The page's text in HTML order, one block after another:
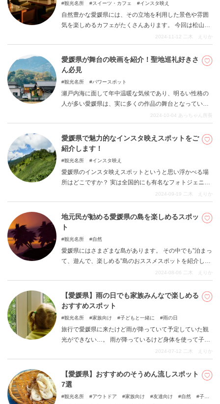
観光名所 スイーツ・カフェ インスタ映え
自然豊かな愛媛県には、その立地を利用した景色や雰囲
気を楽しめるカフェがたくさんあります。 今回は松山市
を中心に東予、中予、南予地域のおすすめカフェを紹介
します。 この記事を参考にぜひカフェ巡りを楽しんでく
ださい。
2024-11-12 二木 えりか
愛媛県が舞台の映画を紹介！聖地巡礼好きさ
ん必見
観光名所 パワースポット
瀬戸内海に面して年中温暖な気候であり、明るい性格の
人が多い愛媛県は、実に多くの作品の舞台となっていま
す。四国の中でも訪れる人が多い愛媛県。ここでは愛媛
県を舞台とする作品を紹介いたします。
2024-10-04 あっちゃん所長
愛媛県で魅力的なインスタ映えスポットをご
紹介します！
観光名所 インスタ映え
愛媛県のインスタ映えスポットというと思い浮かべる場
所はどこですか？ 実は全国的にも有名なフォトジェニッ
クな写真が撮影できるスポットが愛媛県にはたくさんあ
ります。 今回はその中でも選りすぐりの13カ所をご紹介
します。
2024-09-19 二木 えりか
地元民が勧める愛媛県の島を楽しめるスポッ
ト
観光名所 自然
愛媛県にはさまざまな島があります。 その中でも”泊まっ
て、遊んで、楽しめる”島のおススメスポットを紹介しま
す。 ご紹介するのは県外からでも比較的行きやすい、し
まなみ海道に連なる島と、松山市内の 島です。
2024-08-06 二木 えりか
【愛媛県】雨の日でも家族みんなで楽しめる
おすすめスポット
観光名所 家族向け 子どもと一緒に 雨の日
旅行で愛媛県に来たけど雨が降っていて予定していた観
光ができない…。 雨が降っているけど身体を使って子供
を自由に遊ばせてあげたい！ などお悩みではありません
か？ 愛媛県内には悪天候でも室内で遊べるスポットがた
くさんあります。 今回はおすすめの「雨の日でも親子で
楽しめる愛媛県のスポット」をご紹介します。
2024-07-12 二木 えりか
【愛媛県】おすすめのそうめん流しスポット
7選
観光名所 アウトドア 家族向け 友達向け 自然
子ど